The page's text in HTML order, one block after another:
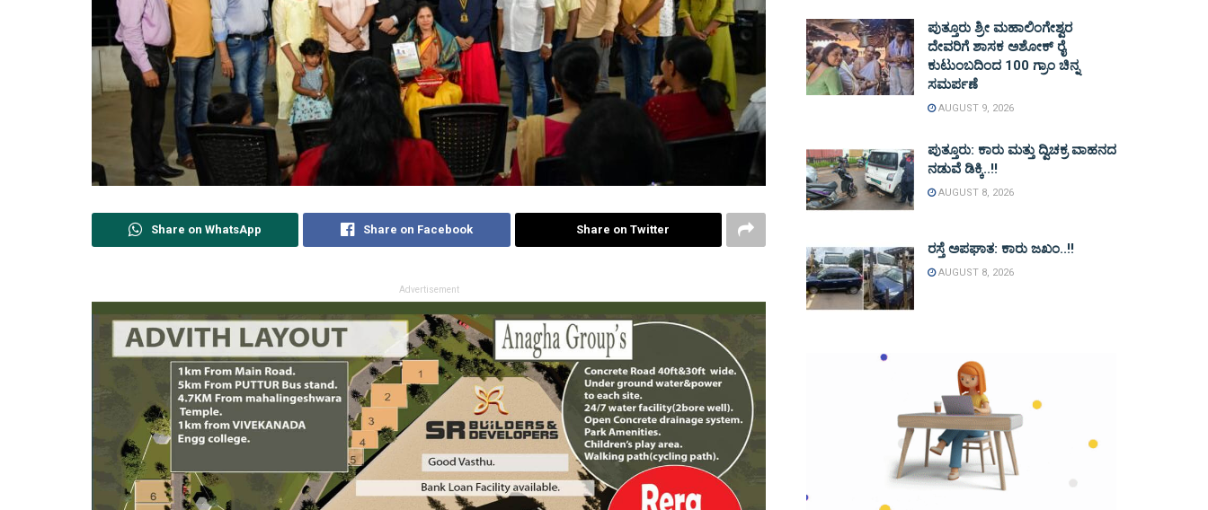
Share on WhatsApp Share on Facebook Share on Twitter
Advertisement
ಪುತ್ತೂರು ಶ್ರೀ ಮಹಾಲಿಂಗೇಶ್ವರ
ದೇವರಿಗೆ ಶಾಸಕ ಅಶೋಕ್ ರೈ
ಕುಟುಂಬದಿಂದ 100 ಗ್ರಾಂ ಚಿನ್ನ
ಸಮರ್ಪಣೆ
AUGUST 9, 2026
ಪುತ್ತೂರು: ಕಾರು ಮತ್ತು ದ್ವಿಚಕ್ರ ವಾಹನದ
ನಡುವೆ ಡಿಕ್ಕಿ..!!
AUGUST 8, 2026
ರಸ್ತೆ ಅಪಘಾತ: ಕಾರು ಜಖಂ..!!
AUGUST 8, 2026